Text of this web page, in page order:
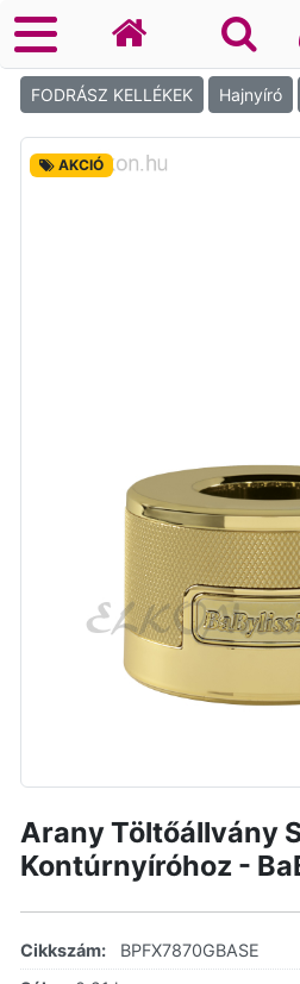
FODRÁSZ KELLÉKEK Hajnyíró
AKCIÓ
Arany Töltőállvány
Kontúrnyíróhoz -
Cikkszám:
BPFX7870GBASE